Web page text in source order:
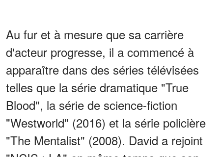
Au fur et à mesure que sa carrière
d'acteur progresse, il a commencé à
apparaître dans des séries télévisées
telles que la série dramatique "True
Blood", la série de science-fiction
"Westworld" (2016) et la série policière
"The Mentalist" (2008). David a rejoint